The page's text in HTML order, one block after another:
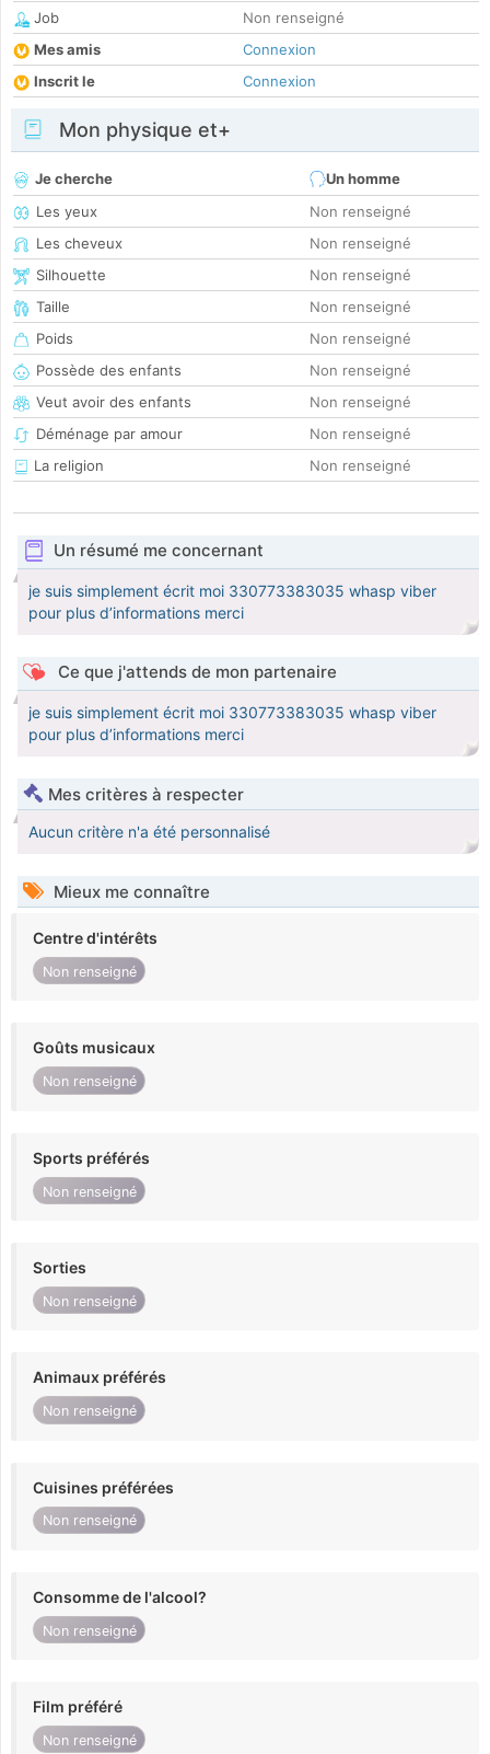
Job
Non renseigné
Mes amis
Connexion
Inscrit le
Connexion
Mon physique et+
Je cherche
Un homme
Les yeux
Non renseigné
Les cheveux
Non renseigné
Silhouette
Non renseigné
Taille
Non renseigné
Poids
Non renseigné
Possède des enfants
Non renseigné
Veut avoir des enfants
Non renseigné
Déménage par amour
Non renseigné
La religion
Non renseigné
Un résumé me concernant
je suis simplement écrit moi 330773383035 whasp viber
pour plus d’informations merci
Ce que j'attends de mon partenaire
je suis simplement écrit moi 330773383035 whasp viber
pour plus d’informations merci
Mes critères à respecter
Aucun critère n'a été personnalisé
Mieux me connaître
Centre d'intérêts
Non renseigné
Goûts musicaux
Non renseigné
Sports préférés
Non renseigné
Sorties
Non renseigné
Animaux préférés
Non renseigné
Cuisines préférées
Non renseigné
Consomme de l'alcool?
Non renseigné
Film préféré
Non renseigné